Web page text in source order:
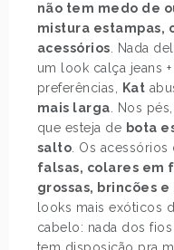
não tem medo de
mistura estampas,
acessórios. Nada
um look calça jeans
preferências, Kat
mais larga. Nos
que esteja de bota
salto. Os
falsas, colares em
grossas, brincões
looks mais exóticos
cabelo: nada dos